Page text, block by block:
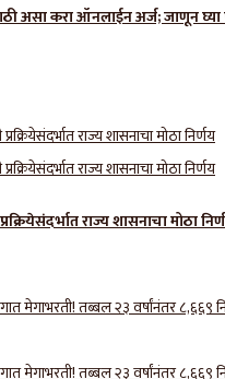
असा करा ऑनलाईन अर्ज; जाणून घ्या
राज्य शासनाचा मोठा